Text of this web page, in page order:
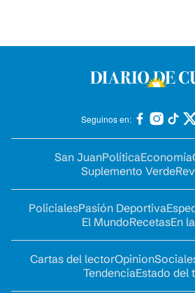
Seguinos en:
San JuanPolíticaEconomía
Suplemento Verde
PolicialesPasión Deportiva
El MundoRecetasEn
Cartas del lectorOpinion
TendenciaEstado del